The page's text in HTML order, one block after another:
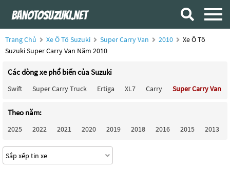
Trang Chủ Xe Ô Tô Suzuki Super Carry Van 2010
Xe Ô Tô
Suzuki Super Carry Van Năm 2010
Các dòng xe phổ biến của Suzuki
Swift Super Carry Truck Ertiga XL7 Carry Super Carry Van
Theo năm:
2025 2022 2021 2020 2019 2018 2016 2015 2013